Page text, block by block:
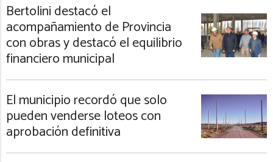
Bertolini destacó el
acompañamiento de Provincia
con obras y destacó el equilibrio
financiero municipal
El municipio recordó que solo
pueden venderse loteos con
aprobación definitiva